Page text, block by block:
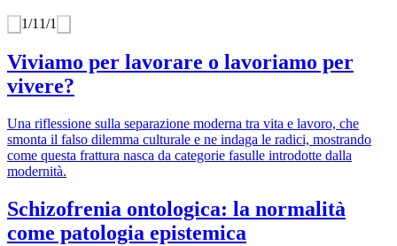
1/1 1/1
Viviamo per lavorare o lavoriamo per
vivere?
Una riflessione sulla separazione moderna tra vita e lavoro, che
smonta il falso dilemma culturale e ne indaga le radici, mostrando
come questa frattura nasca da categorie fasulle introdotte dalla
modernità.
Schizofrenia ontologica: la normalità
come patologia epistemica